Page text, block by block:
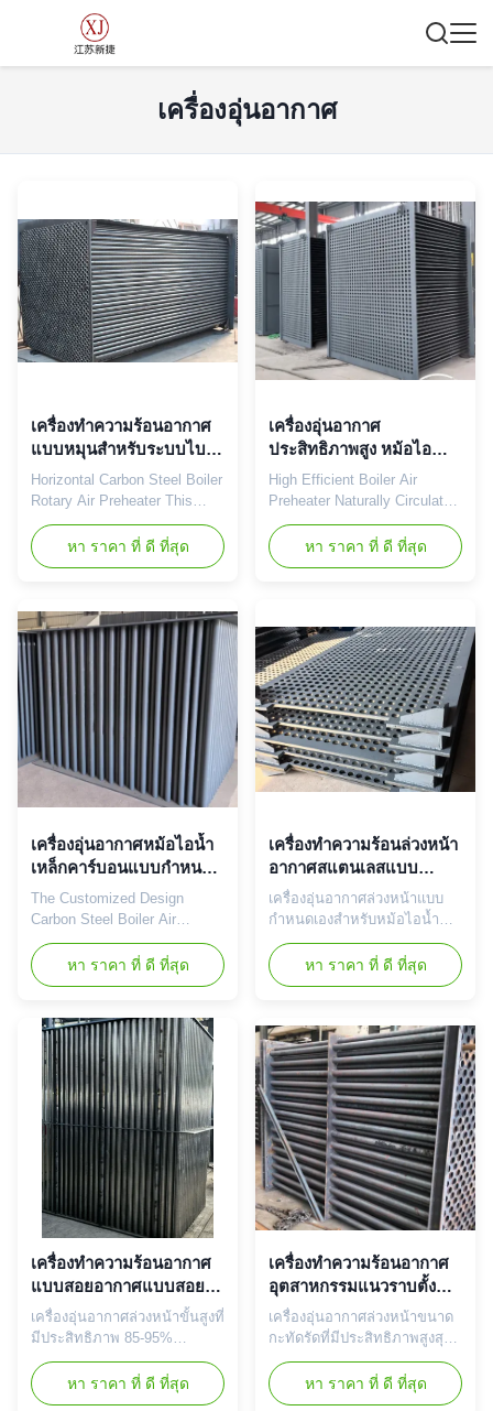
เครื่องอุ่นอากาศ
เครื่องทําความร้อนอากาศ
แบบหมุนสําหรับระบบไบ
เลอร์ประสิทธิภาพสูง
Horizontal Carbon Steel Boiler
Rotary Air Preheater This
high-efficiency rotary air
preheater features a horizontal
carbon steel construction
performance in demanding
industrial applications.
Product Overview The rotary
air preheater utilizes a rotating
heat exchange structure to
continuously transfer thermal
energy from exhaust gases to
incoming combustion air. This
innovative design ensures
หา ราคา ที่ ดี ที่สุด
เครื่องอุ่นอากาศ
ประสิทธิภาพสูง หม้อไอน้ำ
หมุนเวียนตามธรรมชาติ
สำหรับโรงไฟฟ้า มาตรฐาน
High Efficient Boiler Air
Preheater Naturally Circulated
For Power Station ASME
Standard Product Introduction
The Air Preheater utilizes a
enables efficient heat transfer
without complex auxiliary
equipment. This innovative
design enhances operational
stability while minimizing
maintenance requirements.
Engineered with premium
materials and precision
manufacturing, the Air
temperature environments
หา ราคา ที่ ดี ที่สุด
เครื่องอุ่นอากาศหม้อไอน้ำ
เหล็กคาร์บอนแบบกำหนด
เองพร้อมประสิทธิภาพการ
ถ่ายเทความร้อนสูง
The Customized Design
Carbon Steel Boiler Air
Preheater is engineered for
high performance in
demanding industrial
from premium carbon steel,
this air preheater delivers
exceptional durability and
resistance to extreme
temperatures. Its customized
design enables optimization of
heat exchange surfaces and
airflow pathways, resulting in
superior performance and
efficiency. Product Overview
This air preheater features
advanced manufacturing
หา ราคา ที่ ดี ที่สุด
เครื่องทำความร้อนล่วงหน้า
อากาศสแตนเลสแบบ
กำหนดเองสำหรับการ
ถ่ายเทความร้อนในระบบ
เครื่องอุ่นอากาศล่วงหน้าแบบ
กำหนดเองสำหรับหม้อไอน้ำ
และเตาเผา ความทนทานต่อ
อุณหภูมิสูง (650°C) เพิ่ม
ประสิทธิภาพ ลดการใช้เชื้อ
รักษาง่าย ผู้ผลิต OEM เพื่อการ
ส่งออกทั่วโลก
หา ราคา ที่ ดี ที่สุด
เครื่องทําความร้อนอากาศ
แบบสอยอากาศแบบสอย
อากาศ
เครื่องอุ่นอากาศล่วงหน้าขั้นสูงที่
มีประสิทธิภาพ 85-95%
โครงสร้างเหล็ก Q345R และ
ระบบอัตโนมัติ ปรับแต่งได้
สำหรับโรงไฟฟ้าและหม้อไอน้ำ
หา ราคา ที่ ดี ที่สุด
เครื่องทําความร้อนอากาศ
อุตสาหกรรมแนวราบตั้ง
เพื่อประหยัดพลังงานในการ
ทําความร้อนอุตสาหกรรม
เครื่องอุ่นอากาศล่วงหน้าขนาด
กะทัดรัดที่มีประสิทธิภาพสูงสุด
ถึง 85% ช่วยลดการสิ้นเปลือง
น้ำมันเชื้อเพลิง การออกแบบที่
ปรับแต่งได้ โครงสร้างที่ทนทาน
หา ราคา ที่ ดี ที่สุด